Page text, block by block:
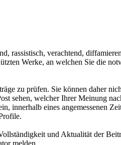
rassistisch, verachtend,
Werke, an welchen Sie die
zu prüfen. Sie können daher
sehen, welcher Ihrer Meinung
innerhalb eines angemessenen
und Aktualität der